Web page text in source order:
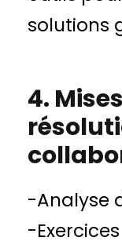
solutions
4.
-Analyse
-